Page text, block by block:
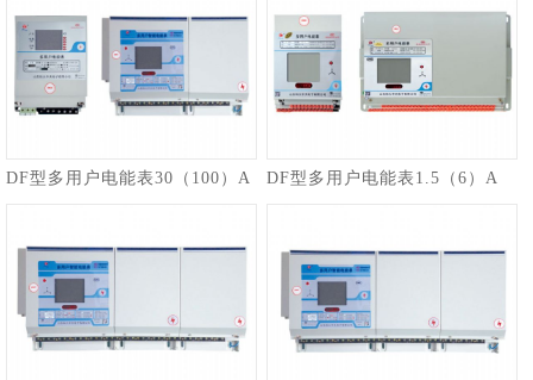
DF型多用户电能表30（100）A DF型多用户电能表1.5（6）A